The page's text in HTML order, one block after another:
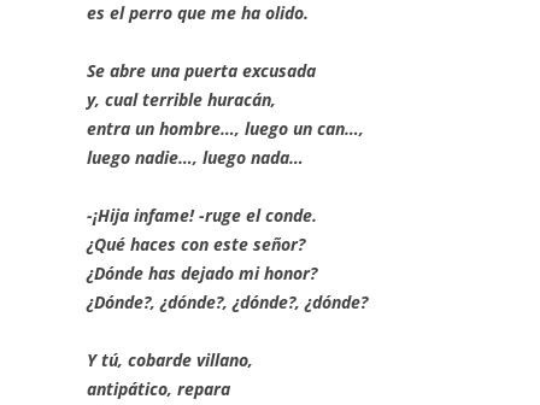
es el perro que me ha olido.
Se abre una puerta excusada
y, cual terrible huracán,
entra un hombre…, luego un can…,
luego nadie…, luego nada…
-¡Hija infame! -ruge el conde.
¿Qué haces con este señor?
¿Dónde has dejado mi honor?
¿Dónde?, ¿dónde?, ¿dónde?, ¿dónde?
Y tú, cobarde villano,
antipático, repara